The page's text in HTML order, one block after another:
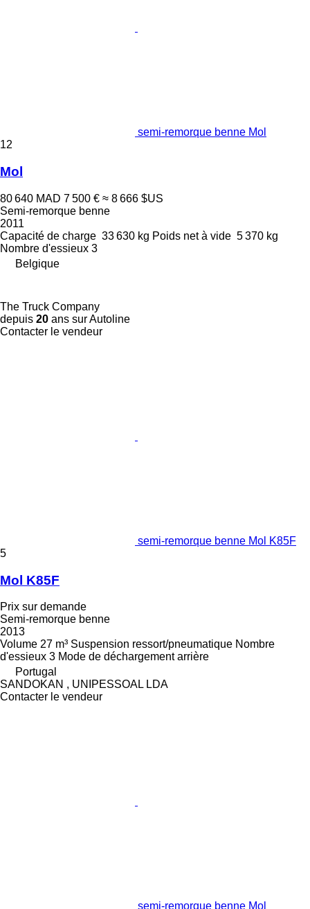
semi-remorque benne Mol
12
Mol
80 640 MAD 7 500 € ≈ 8 666 $US
Semi-remorque benne
2011
Capacité de charge 33 630 kg Poids net à vide 5 370 kg
Nombre d'essieux 3
Belgique
The Truck Company
depuis 20 ans sur Autoline
Contacter le vendeur
semi-remorque benne Mol K85F
5
Mol K85F
Prix sur demande
Semi-remorque benne
2013
Volume 27 m³ Suspension ressort/pneumatique Nombre
d'essieux 3 Mode de déchargement arrière
Portugal
SANDOKAN , UNIPESSOAL LDA
Contacter le vendeur
semi-remorque benne Mol